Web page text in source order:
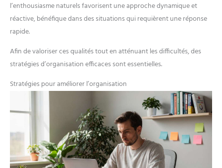
l’enthousiasme naturels favorisent une approche dynamique et
réactive, bénéfique dans des situations qui requièrent une réponse
rapide.
Afin de valoriser ces qualités tout en atténuant les difficultés, des
stratégies d’organisation efficaces sont essentielles.
Stratégies pour améliorer l’organisation